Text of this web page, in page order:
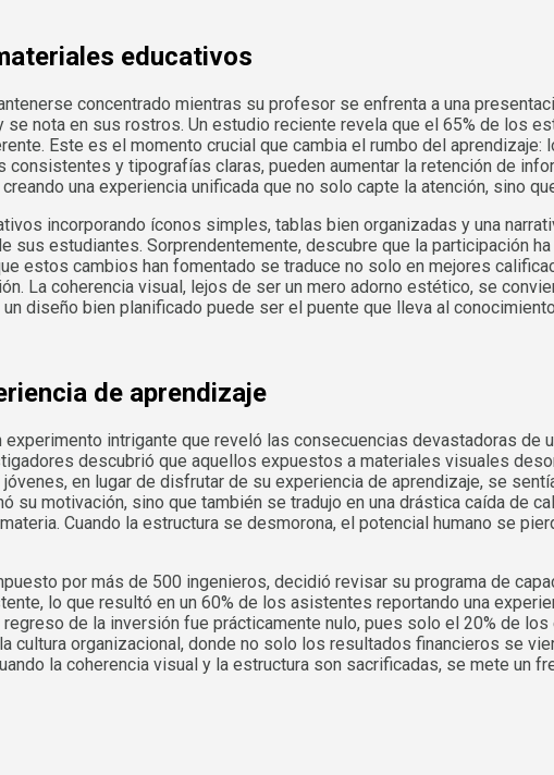
educativos
concentrado mientras su profesor se enfrenta a una
nota en sus rostros. Un estudio reciente revela que el 65% de los
Este es el momento crucial que cambia el rumbo del aprendizaje:
y tipografías claras, pueden aumentar la retención de
una experiencia unificada que no solo capte la atención, sino
incorporando íconos simples, tablas bien organizadas y una
estudiantes. Sorprendentemente, descubre que la participación
estos cambios han fomentado se traduce no solo en mejores
La coherencia visual, lejos de ser un mero adorno estético, se
diseño bien planificado puede ser el puente que lleva al
de aprendizaje
intrigante que reveló las consecuencias devastadoras de
descubrió que aquellos expuestos a materiales visuales
en lugar de disfrutar de su experiencia de aprendizaje, se
motivación, sino que también se tradujo en una drástica caída de
Cuando la estructura se desmorona, el potencial humano se
por más de 500 ingenieros, decidió revisar su programa de
lo que resultó en un 60% de los asistentes reportando una
de la inversión fue prácticamente nulo, pues solo el 20% de
cultura organizacional, donde no solo los resultados financieros se
la coherencia visual y la estructura son sacrificadas, se mete un